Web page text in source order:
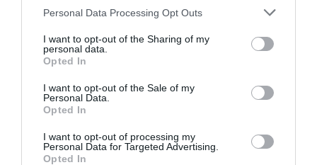
Personal Data Processing Opt Outs
I want to opt-out of the Sharing of my
personal data.
Opted In
I want to opt-out of the Sale of my
Personal Data.
Opted In
I want to opt-out of processing my
Personal Data for Targeted Advertising.
Opted In
Eulogio López 08/08/26 06:00
INTERNACIONAL
La bomba de Hiroshima no perseguía a
Occidente, la de Nagasaki sí: era la ciudad
Eulogio López
Marcelo Gullo: “El trabajo de desmitificar la